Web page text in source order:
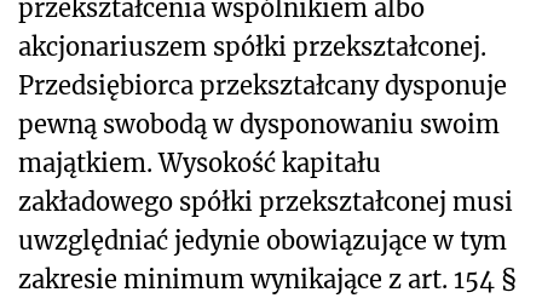
przekształcenia wspólnikiem albo
akcjonariuszem spółki przekształconej.
Przedsiębiorca przekształcany dysponuje
pewną swobodą w dysponowaniu swoim
majątkiem. Wysokość kapitału
zakładowego spółki przekształconej musi
uwzględniać jedynie obowiązujące w tym
zakresie minimum wynikające z art. 154 §